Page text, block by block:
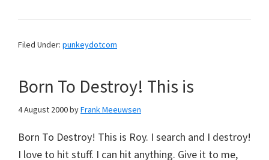
Filed Under: punkeydotcom
Born To Destroy! This is
4 August 2000byFrank Meeuwsen
Born To Destroy! This is Roy. I search and I destroy!
I love to hit stuff. I can hit anything. Give it to me,